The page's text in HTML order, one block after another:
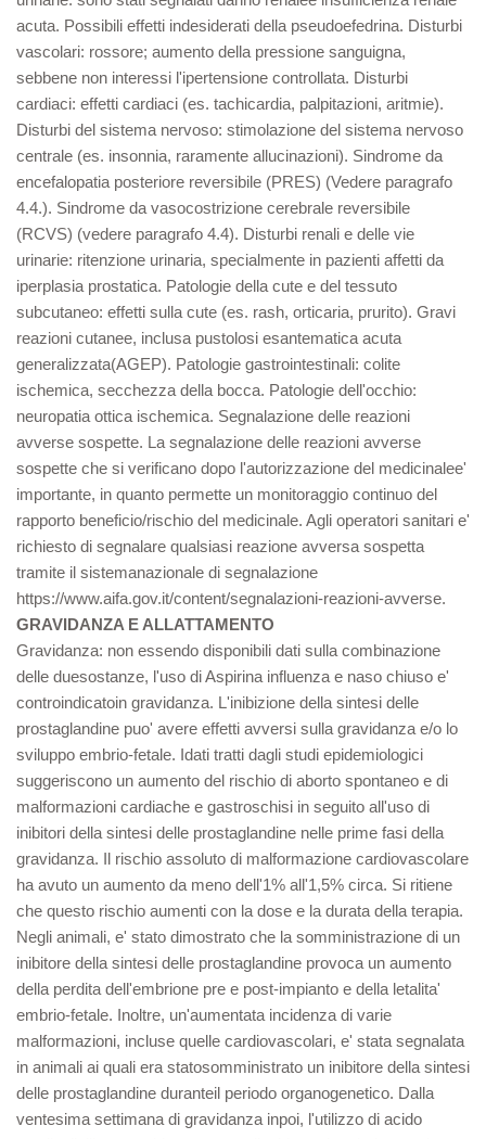
acuta. Possibili effetti indesiderati della pseudoefedrina. Disturbi
vascolari: rossore; aumento della pressione sanguigna,
sebbene non interessi l'ipertensione controllata. Disturbi
cardiaci: effetti cardiaci (es. tachicardia, palpitazioni, aritmie).
Disturbi del sistema nervoso: stimolazione del sistema nervoso
centrale (es. insonnia, raramente allucinazioni). Sindrome da
encefalopatia posteriore reversibile (PRES) (Vedere paragrafo
4.4.). Sindrome da vasocostrizione cerebrale reversibile
(RCVS) (vedere paragrafo 4.4). Disturbi renali e delle vie
urinarie: ritenzione urinaria, specialmente in pazienti affetti da
iperplasia prostatica. Patologie della cute e del tessuto
subcutaneo: effetti sulla cute (es. rash, orticaria, prurito). Gravi
reazioni cutanee, inclusa pustolosi esantematica acuta
generalizzata(AGEP). Patologie gastrointestinali: colite
ischemica, secchezza della bocca. Patologie dell'occhio:
neuropatia ottica ischemica. Segnalazione delle reazioni
avverse sospette. La segnalazione delle reazioni avverse
sospette che si verificano dopo l'autorizzazione del medicinalee'
importante, in quanto permette un monitoraggio continuo del
rapporto beneficio/rischio del medicinale. Agli operatori sanitari e'
richiesto di segnalare qualsiasi reazione avversa sospetta
tramite il sistemanazionale di segnalazione
https://www.aifa.gov.it/content/segnalazioni-reazioni-avverse.
GRAVIDANZA E ALLATTAMENTO
Gravidanza: non essendo disponibili dati sulla combinazione
delle duesostanze, l'uso di Aspirina influenza e naso chiuso e'
controindicatoin gravidanza. L'inibizione della sintesi delle
prostaglandine puo' avere effetti avversi sulla gravidanza e/o lo
sviluppo embrio-fetale. Idati tratti dagli studi epidemiologici
suggeriscono un aumento del rischio di aborto spontaneo e di
malformazioni cardiache e gastroschisi in seguito all'uso di
inibitori della sintesi delle prostaglandine nelle prime fasi della
gravidanza. Il rischio assoluto di malformazione cardiovascolare
ha avuto un aumento da meno dell'1% all'1,5% circa. Si ritiene
che questo rischio aumenti con la dose e la durata della terapia.
Negli animali, e' stato dimostrato che la somministrazione di un
inibitore della sintesi delle prostaglandine provoca un aumento
della perdita dell'embrione pre e post-impianto e della letalita'
embrio-fetale. Inoltre, un'aumentata incidenza di varie
malformazioni, incluse quelle cardiovascolari, e' stata segnalata
in animali ai quali era statosomministrato un inibitore della sintesi
delle prostaglandine duranteil periodo organogenetico. Dalla
ventesima settimana di gravidanza inpoi, l'utilizzo di acido